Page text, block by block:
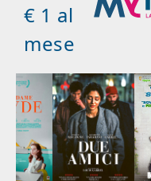
€ 1 al
mese